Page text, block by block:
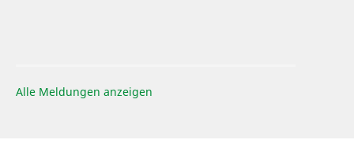
Alle Meldungen anzeigen